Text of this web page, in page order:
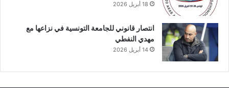
18 أبريل 2026
انتصار قانوني للجامعة التونسية في نزاعها مع
مهدي النفطي
14 أبريل 2026